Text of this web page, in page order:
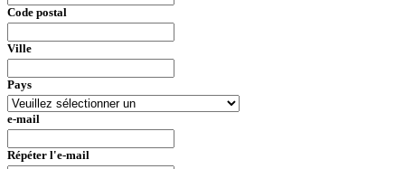
Code postal
Ville
Pays
e-mail
Répéter l'e-mail